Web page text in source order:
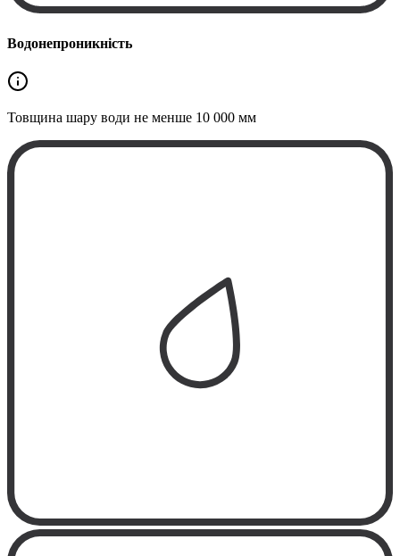
Водонепроникність
Товщина шару води не менше 10 000 мм